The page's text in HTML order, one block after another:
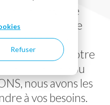
Refuser
de votre
déploiement de
homogène,
améliorer votre
de la clientèle ou
nous avons les
à vos besoins.